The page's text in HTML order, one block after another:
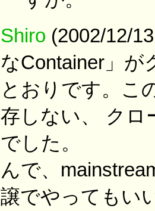
Shiro (2002/12/
なContainer」
とおりです。こ
存しない、 クロ
でした。
んで、
譲でやってもい